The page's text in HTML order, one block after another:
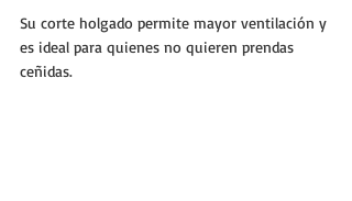
Su corte holgado permite mayor ventilación y
es ideal para quienes no quieren prendas
ceñidas.